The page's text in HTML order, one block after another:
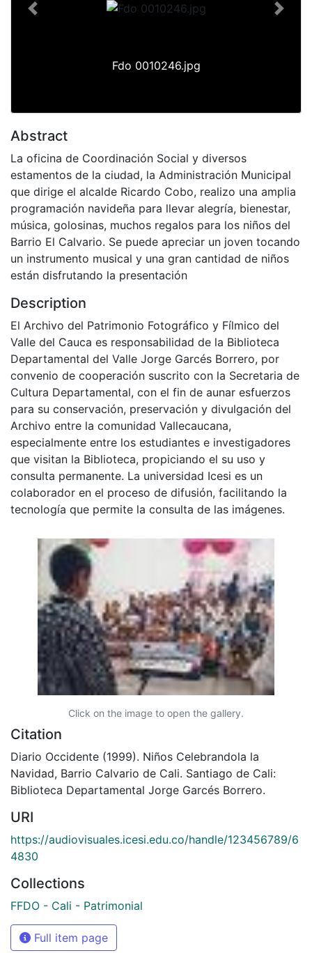
Fdo 0010246.jpg
Previous Next
Abstract
La oficina de Coordinación Social y diversos
estamentos de la ciudad, la Administración Municipal
que dirige el alcalde Ricardo Cobo, realizo una amplia
programación navideña para llevar alegría, bienestar,
música, golosinas, muchos regalos para los niños del
Barrio El Calvario. Se puede apreciar un joven tocando
un instrumento musical y una gran cantidad de niños
están disfrutando la presentación
Description
El Archivo del Patrimonio Fotográfico y Fílmico del
Valle del Cauca es responsabilidad de la Biblioteca
Departamental del Valle Jorge Garcés Borrero, por
convenio de cooperación suscrito con la Secretaria de
Cultura Departamental, con el fin de aunar esfuerzos
para su conservación, preservación y divulgación del
Archivo entre la comunidad Vallecaucana,
especialmente entre los estudiantes e investigadores
que visitan la Biblioteca, propiciando el su uso y
consulta permanente. La universidad Icesi es un
colaborador en el proceso de difusión, facilitando la
tecnología que permite la consulta de las imágenes.
Click on the image to open the gallery.
Citation
Diario Occidente (1999). Niños Celebrandola la
Navidad, Barrio Calvario de Cali. Santiago de Cali:
Biblioteca Departamental Jorge Garcés Borrero.
URI
https://audiovisuales.icesi.edu.co/handle/123456789/6
4830
Collections
FFDO - Cali - Patrimonial
Full item page